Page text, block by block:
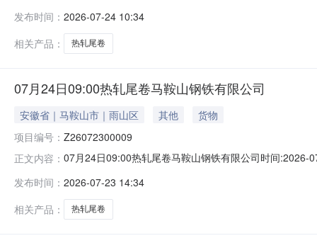
保证金：￥1,700.00元交易保证金：￥1,700.00元竞价
发布时间： 2026-07-24 10:34
相关产品：
热轧尾卷
07月24日09:00热轧尾卷马鞍山钢铁有限公司
安徽省｜马鞍山市｜雨山区 其他
货物
项目编号： Z26072300009
正文内容： 07月24日09:00热轧尾卷马鞍山钢铁有限公司时间
保证金：￥1,700.00元交易保证金：￥1,700.00元竞价
发布时间： 2026-07-23 14:34
相关产品：
热轧尾卷